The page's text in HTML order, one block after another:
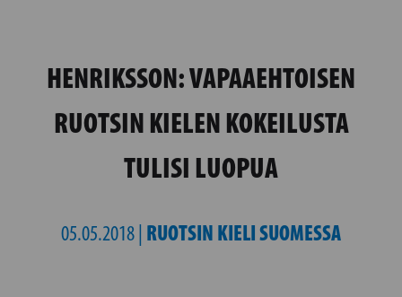
HENRIKSSON: VAPAAEHTOISEN
RUOTSIN KIELEN KOKEILUSTA
TULISI LUOPUA
05.05.2018 | RUOTSIN KIELI SUOMESSA